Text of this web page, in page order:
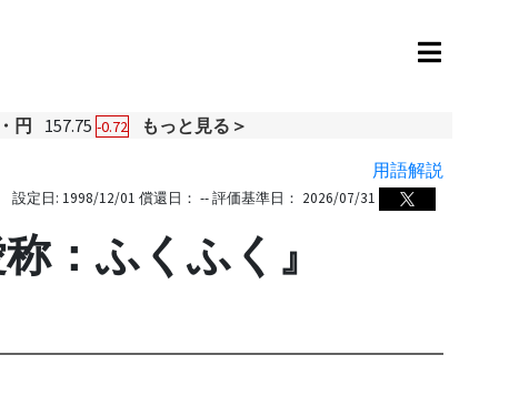
円 157.75 -0.72
もっと見る＞
用語解説
設定日: 1998/12/01 償還日： -- 評価基準日： 2026/07/31
：ふくふく』